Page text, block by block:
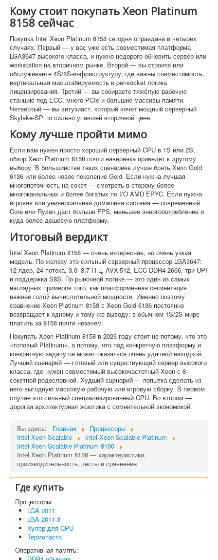
Кому стоит покупать Xeon Platinum
8158 сейчас
Покупка Intel Xeon Platinum 8158 сегодня оправдана в четырёх
случаях. Первый — у вас уже есть совместимая платформа
LGA3647 высокого класса, и нужно недорого обновить сервер или
workstation на вторичном рынке. Второй — вы строите или
обслуживаете 4S/8S-инфраструктуру, где важны совместимость,
вертикальная масштабируемость и per-socket логика
лицензирования. Третий — вы собираете тяжёлую рабочую
станцию под ECC, много PCIe и большие массивы памяти.
Четвёртый — вы энтузиаст, который хочет мощный серверный
Skylake-SP по сильно упавшей вторичной цене.
Кому лучше пройти мимо
Если вам нужен просто хороший серверный CPU в 1S или 2S,
обзор Xeon Platinum 8158 почти наверняка приведёт к другому
выбору. В большинстве таких сценариев лучше брать Xeon Gold
6136 или более новое поколение Gold. Если нужна лучшая
многопоточность на сокет — смотреть в сторону более
многоканальных и более богатых по I/O AMD EPYC. Если нужна
игровая или универсальная домашняя система — современный
Core или Ryzen даст больше FPS, меньшее энергопотребление и
куда более дешёвую платформу.
Итоговый вердикт
Intel Xeon Platinum 8158 — очень интересная, но очень узкая
модель. По железу это сильный серверный процессор LGA3647:
12 ядер, 24 потока, 3,0–3,7 ГГц, AVX-512, ECC DDR4-2666, три UPI
и поддержка S8S. По рыночной логике — это один из самых
наглядных примеров того, как платформенная сегментация
важнее голой вычислительной мощности. Именно поэтому
сравнение Xeon Platinum 8158 с Xeon Gold 6136 постоянно
возвращает к одному и тому же выводу: в обычном 1S/2S мире
платить за 8158 почти незачем.
Покупать Xeon Platinum 8158 в 2026 году стоит не потому, что это
«топовый Platinum», а потому, что под конкретную платформу и
конкретную задачу он может оказаться очень удачной находкой.
Лучший сценарий — готовый или существующий сервер высокого
класса, где нужен совместимый высокочастотный Xeon с 8-
сокетной родословной. Худший сценарий — попытка сделать из
него выгодную массовую рабочую или игровую сборку. В первом
случае это сильный специализированный CPU. Во втором —
дорогая архитектурная экзотика с сомнительной экономикой.
Вы здесь: Главная
Процессоры
Intel Xeon Scalable
Intel Xeon Scalable Platinum
Intel Xeon Scalable Platinum 8100
Intel Xeon Platinum 8158 — характеристики,
производительность, тесты и сравнение
Где купить
Процессоры:
LGA 2011
LGA 2011-3
Кулер для CPU
Термопаста
Оперативная память: